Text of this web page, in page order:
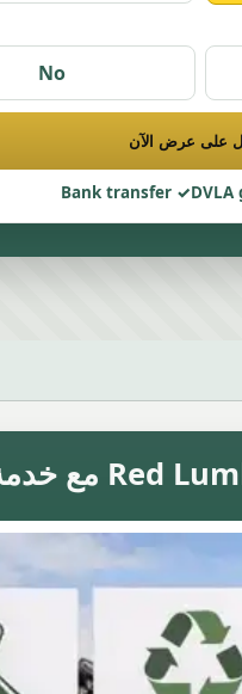
No
على عرض الآن
DVLA
Bank transfer